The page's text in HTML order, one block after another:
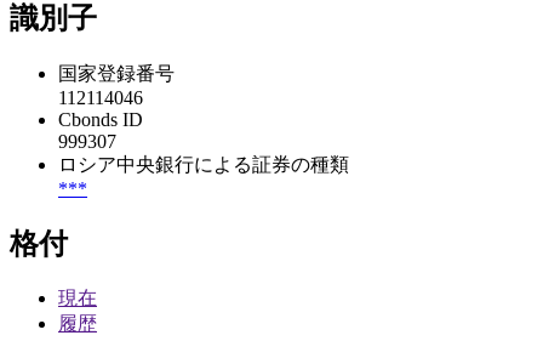
識別子
国家登録番号
112114046
Cbonds ID
999307
ロシア中央銀行による証券の種類
***
格付
現在
履歴